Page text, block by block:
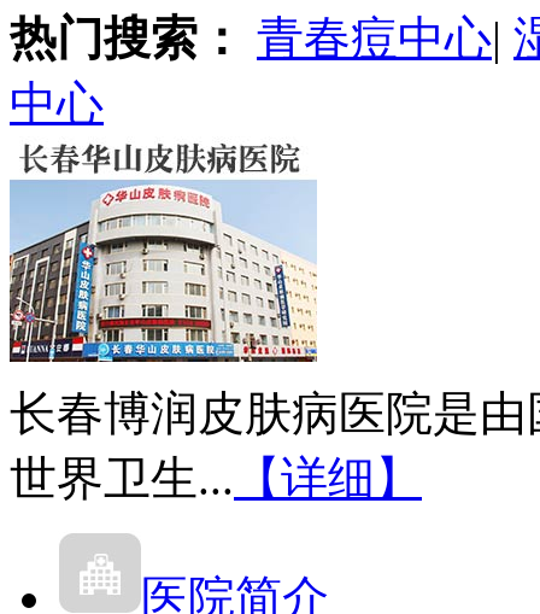
热门搜索： 青春痘中心|
中心
长春博润皮肤病医院是
世界卫生... 【详细】
医院简介